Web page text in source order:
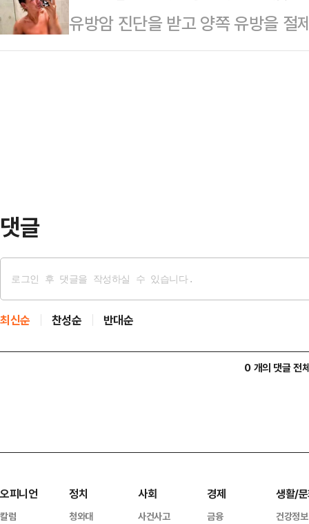
하고 부추기는 분위기를 경계해야
에 부자가 되려는 잘못된 삶의 가치
했다.평범한 직장에 다녔던 A씨는
았다고. A씨는 주차된 손님의 차량
유방암 진단을 받고 양쪽 유방을 절
노출했다.최근 영국 더 미러 등 외
댓글
최신순 찬성순 반대순
0 개의 댓글 전
오피니언
칼럼
정치
청와대
사회
사건사고
경제
금융
생활/
건강정보